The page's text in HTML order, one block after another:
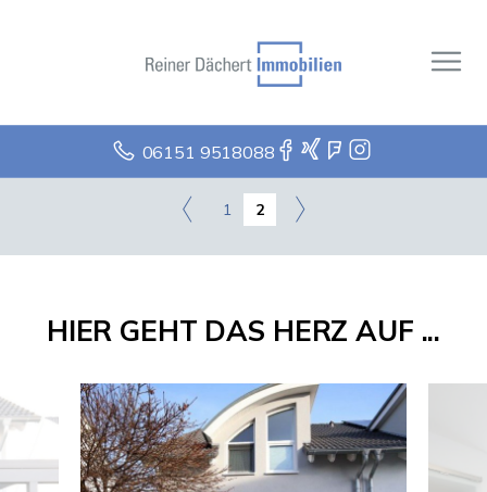
06151 9518088
1 2
HIER GEHT DAS HERZ AUF ...